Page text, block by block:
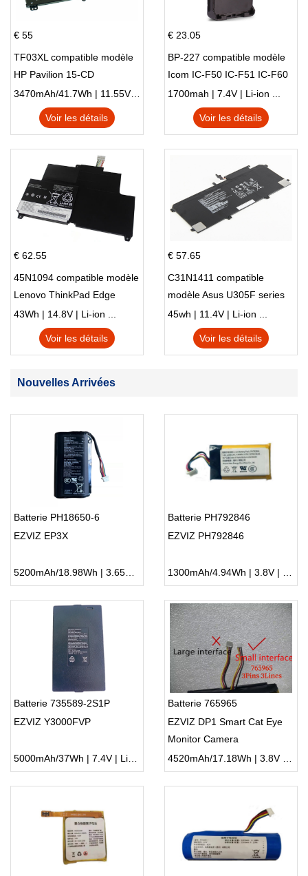
€ 55
TF03XL compatible modèle
HP Pavilion 15-CD
3470mAh/41.7Wh | 11.55V | Li-ion ...
Voir les détails
€ 23.05
BP-227 compatible modèle
Icom IC-F50 IC-F51 IC-F60
IC-F61 IC-M87
1700mah | 7.4V | Li-ion ...
Voir les détails
€ 62.55
45N1094 compatible modèle
Lenovo ThinkPad Edge
S230u Twist
43Wh | 14.8V | Li-ion ...
Voir les détails
€ 57.65
C31N1411 compatible
modèle Asus U305F series
45wh | 11.4V | Li-ion ...
Voir les détails
Nouvelles Arrivées
Batterie PH18650-6
EZVIZ EP3X
5200mAh/18.98Wh | 3.65V | Li-ion ...
Batterie PH792846
EZVIZ PH792846
1300mAh/4.94Wh | 3.8V | Li-ion ...
Batterie 735589-2S1P
EZVIZ Y3000FVP
5000mAh/37Wh | 7.4V | Li-ion ...
Batterie 765965
EZVIZ DP1 Smart Cat Eye
Monitor Camera
4520mAh/17.18Wh | 3.8V | Li-ion ...